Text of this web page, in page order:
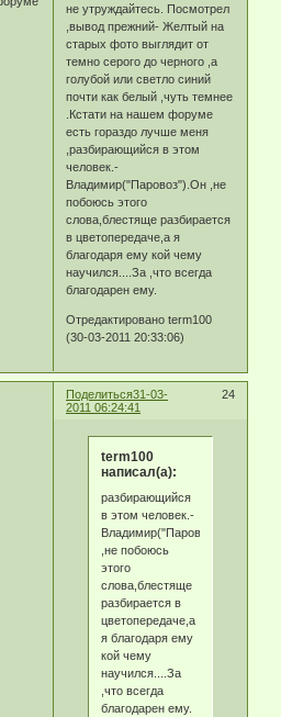
не утруждайтесь. Посмотрел
,вывод прежний- Желтый на
старых фото выглядит от
темно серого до черного ,а
голубой или светло синий
почти как белый ,чуть темнее
.Кстати на нашем форуме
есть гораздо лучше меня
,разбирающийся в этом
человек.-
Владимир("Паровоз").Он ,не
побоюсь этого
слова,блестяще разбирается
в цветопередаче,а я
благодаря ему кой чему
научился....За ,что всегда
благодарен ему.
Отредактировано term100
(30-03-2011 20:33:06)
Поделиться 24
31-03-
2011 06:24:41
term100
написал(а):
разбирающийся
в этом человек.-
Владимир("Паровоз").Он
,не побоюсь
этого
слова,блестяще
разбирается в
цветопередаче,а
я благодаря ему
кой чему
научился....За
,что всегда
благодарен ему.